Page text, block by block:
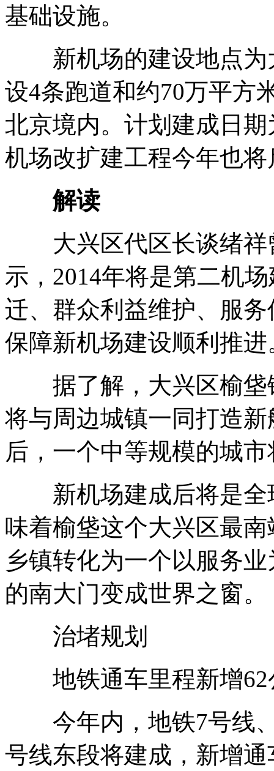
基础设施。
新机场的建设地点为
设4条跑道和约70万平方
北京境内。计划建成日
机场改扩建工程今年也将
解读
大兴区代区长谈绪祥
示，2014年将是第二机
迁、群众利益维护、服
保障新机场建设顺利推进
据了解，大兴区榆垡
将与周边城镇一同打造
后，一个中等规模的城
新机场建成后将是全
味着榆垡这个大兴区最
乡镇转化为一个以服务
的南大门变成世界之窗。
治堵规划
地铁通车里程新增62
今年内，地铁7号线、
号线东段将建成，新增